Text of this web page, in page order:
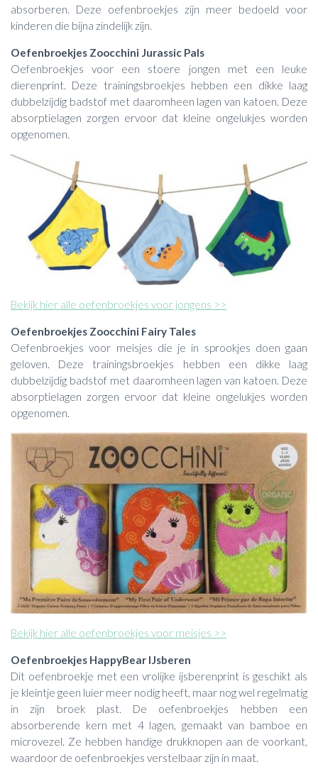
absorberen. Deze oefenbroekjes zijn meer bedoeld voor
kinderen die bijna zindelijk zijn.
Oefenbroekjes Zoocchini Jurassic Pals
Oefenbroekjes voor een stoere jongen met een leuke
dierenprint. Deze trainingsbroekjes hebben een dikke laag
dubbelzijdig badstof met daaromheen lagen van katoen. Deze
absorptielagen zorgen ervoor dat kleine ongelukjes worden
opgenomen.
Bekijk hier alle oefenbroekjes voor jongens >>
Oefenbroekjes Zoocchini Fairy Tales
Oefenbroekjes voor meisjes die je in sprookjes doen gaan
geloven. Deze trainingsbroekjes hebben een dikke laag
dubbelzijdig badstof met daaromheen lagen van katoen. Deze
absorptielagen zorgen ervoor dat kleine ongelukjes worden
opgenomen.
Bekijk hier alle oefenbroekjes voor meisjes >>
Oefenbroekjes HappyBear IJsberen
Dit oefenbroekje met een vrolijke ijsberenprint is geschikt als
je kleintje geen luier meer nodig heeft, maar nog wel regelmatig
in zijn broek plast. De oefenbroekjes hebben een
absorberende kern met 4 lagen, gemaakt van bamboe en
microvezel. Ze hebben handige drukknopen aan de voorkant,
waardoor de oefenbroekjes verstelbaar zijn in maat.